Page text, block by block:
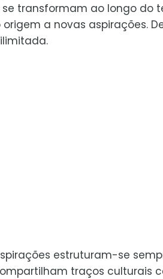
transformam ao longo do
a novas aspirações.
estruturam-se
traços culturais